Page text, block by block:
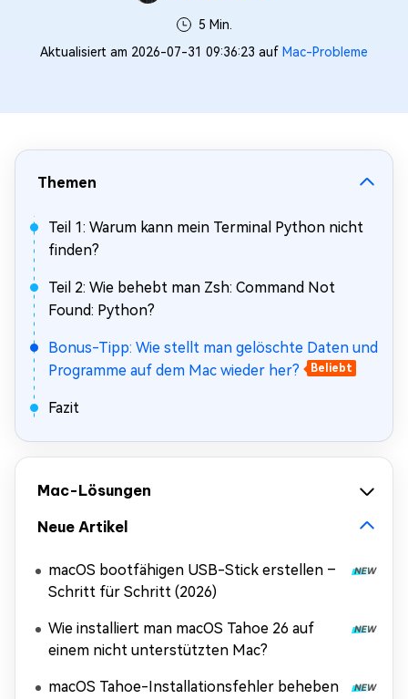
5 Min.
Aktualisiert am 2026-07-31 09:36:23 auf Mac-Probleme
Themen
Teil 1: Warum kann mein Terminal Python nicht
finden?
Teil 2: Wie behebt man Zsh: Command Not
Found: Python?
Bonus-Tipp: Wie stellt man gelöschte Daten und
Programme auf dem Mac wieder her?
Beliebt
Fazit
Mac-Lösungen
Neue Artikel
macOS bootfähigen USB-Stick erstellen –
Schritt für Schritt (2026)
Wie installiert man macOS Tahoe 26 auf
einem nicht unterstützten Mac?
macOS Tahoe-Installationsfehler beheben